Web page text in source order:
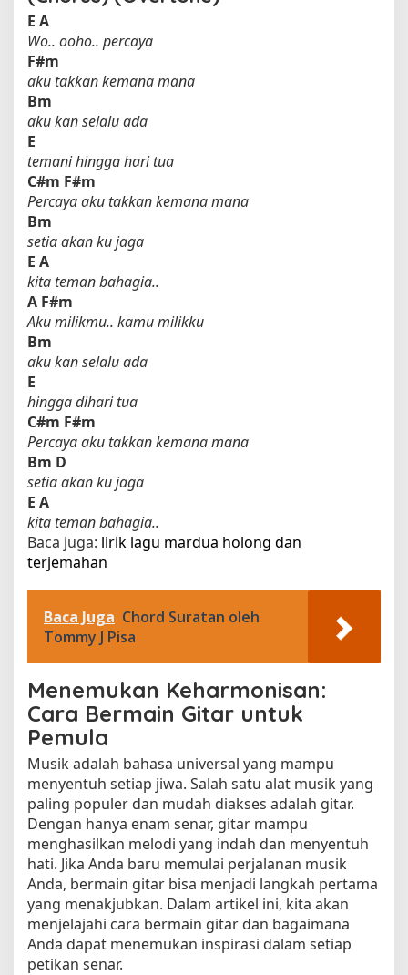
E A
Wo.. ooho.. percaya
F#m
aku takkan kemana mana
Bm
aku kan selalu ada
E
temani hingga hari tua
C#m F#m
Percaya aku takkan kemana mana
Bm
setia akan ku jaga
E A
kita teman bahagia..
A F#m
Aku milikmu.. kamu milikku
Bm
aku kan selalu ada
E
hingga dihari tua
C#m F#m
Percaya aku takkan kemana mana
Bm D
setia akan ku jaga
E A
kita teman bahagia..
Baca juga: lirik lagu mardua holong dan
terjemahan​
Baca Juga Chord Suratan oleh
Tommy J Pisa
Menemukan Keharmonisan:
Cara Bermain Gitar untuk
Pemula
Musik adalah bahasa universal yang mampu
menyentuh setiap jiwa. Salah satu alat musik yang
paling populer dan mudah diakses adalah gitar.
Dengan hanya enam senar, gitar mampu
menghasilkan melodi yang indah dan menyentuh
hati. Jika Anda baru memulai perjalanan musik
Anda, bermain gitar bisa menjadi langkah pertama
yang menakjubkan. Dalam artikel ini, kita akan
menjelajahi cara bermain gitar dan bagaimana
Anda dapat menemukan inspirasi dalam setiap
petikan senar.